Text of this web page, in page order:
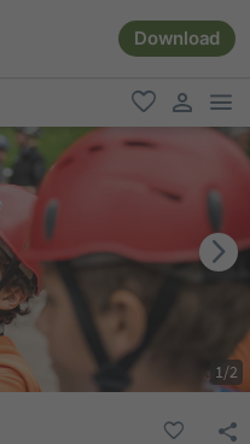
Download
favorit
user link
1/2